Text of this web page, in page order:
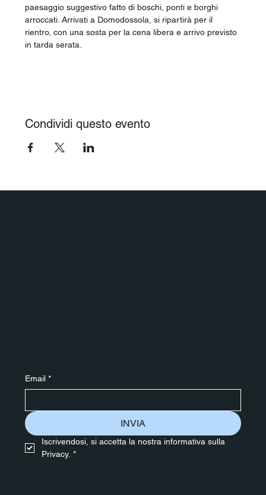
paesaggio suggestivo fatto di boschi, ponti e borghi
arroccati. Arrivati a Domodossola, si ripartirà per il
rientro, con una sosta per la cena libera e arrivo previsto
in tarda serata.
Condividi questo evento
Email *
INVIA
Iscrivendosi, si accetta la nostra informativa sulla
Privacy. *